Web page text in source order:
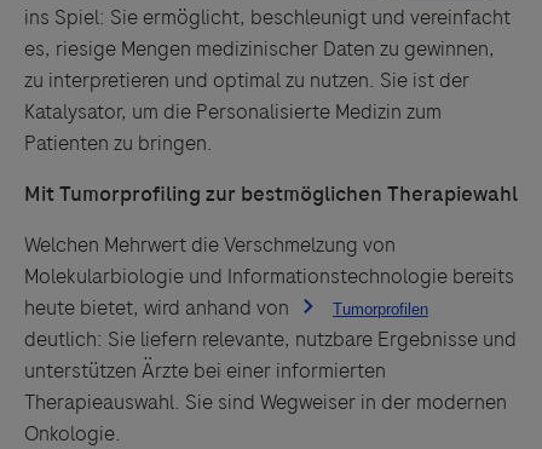
ins Spiel: Sie ermöglicht, beschleunigt und vereinfacht
es, riesige Mengen medizinischer Daten zu gewinnen,
zu interpretieren und optimal zu nutzen. Sie ist der
Katalysator, um die Personalisierte Medizin zum
Patienten zu bringen.
Mit Tumorprofiling zur bestmöglichen Therapiewahl
Welchen Mehrwert die Verschmelzung von
Molekularbiologie und Informationstechnologie bereits
heute bietet, wird anhand von
deutlich: Sie liefern relevante, nutzbare Ergebnisse und
unterstützen Ärzte bei einer informierten
Therapieauswahl. Sie sind Wegweiser in der modernen
Onkologie.